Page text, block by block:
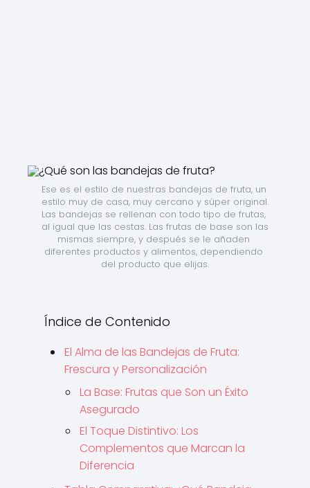
Ese es el estilo de nuestras bandejas de fruta, un
estilo muy de casa, muy cercano y súper original.
Las bandejas se rellenan con todo tipo de frutas,
al igual que las cestas. Las frutas de base son las
mismas siempre, y después se le añaden
diferentes productos y alimentos, dependiendo
del producto que elijas.
Índice de Contenido
El Alma de las Bandejas de Fruta:
Frescura y Personalización
La Base: Frutas que Son un Éxito
Asegurado
El Toque Distintivo: Los
Complementos que Marcan la
Diferencia